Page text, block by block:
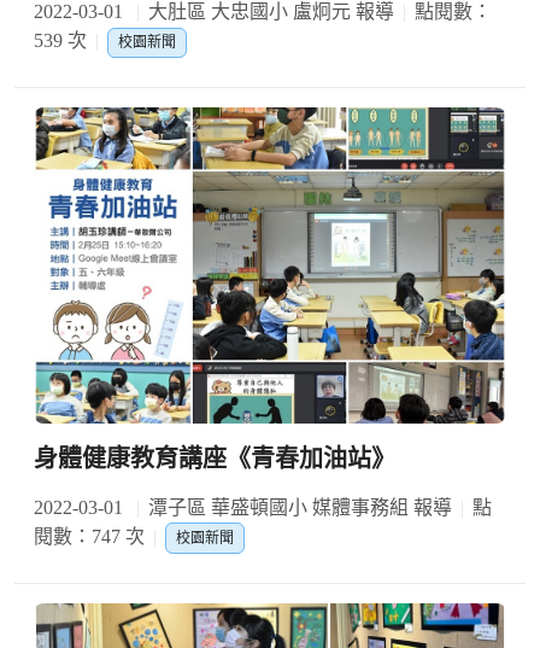
2022-03-01 大肚區 大忠國小 盧炯元 報導
點閱數：
539 次
校園新聞
身體健康教育講座《青春加油站》
2022-03-01 潭子區 華盛頓國小 媒體事務組 報導
點
閱數：747 次
校園新聞